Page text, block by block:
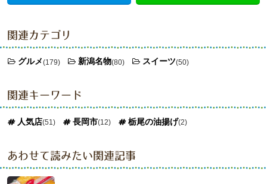
関連カテゴリ
グルメ(179) 新潟名物(80) スイーツ(50)
関連キーワード
人気店(51) 長岡市(12) 栃尾の油揚げ(2)
あわせて読みたい関連記事